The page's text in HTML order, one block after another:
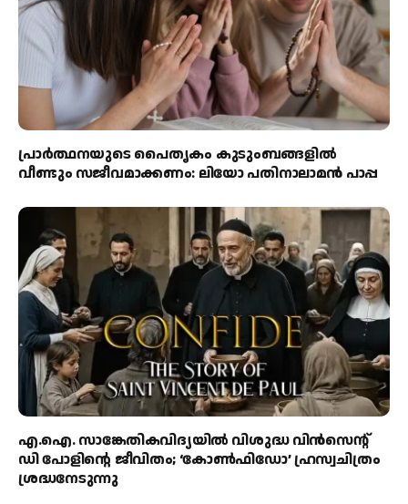
പ്രാര്‍ത്ഥനയുടെ പൈതൃകം കുടുംബങ്ങളില്‍
വീണ്ടും സജീവമാക്കണം: ലിയോ പതിനാലാമന്‍ പാപ്പ
എ.ഐ. സാങ്കേതികവിദ്യയിൽ വിശുദ്ധ വിൻസെന്റ്
ഡി പോളിന്റെ ജീവിതം; ‘കോൺഫിഡോ’ ഹ്രസ്വചിത്രം
ശ്രദ്ധനേടുന്നു